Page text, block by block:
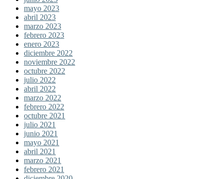
mayo 2023
abril 2023
marzo 2023
febrero 2023
enero 2023
diciembre 2022
noviembre 2022
octubre 2022
julio 2022
abril 2022
marzo 2022
febrero 2022
octubre 2021
julio 2021
junio 2021
mayo 2021
abril 2021
marzo 2021
febrero 2021